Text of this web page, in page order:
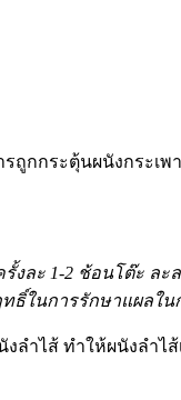
ถูกกระตุ้นผนังกระเ
งละ 1-2 ช้อนโต๊ะ ล
ธิ์ในการรักษาแผลใน
ำไส้ ทำให้ผนังลำไ